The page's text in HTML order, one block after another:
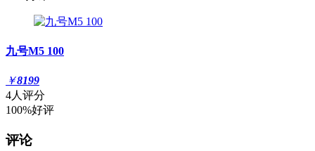
九号M5 100
￥8199
4人评分
100%好评
评论